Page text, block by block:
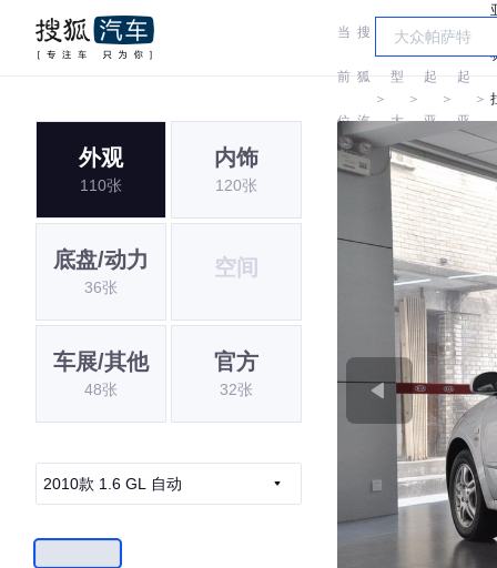
当
前
位
置:
搜
狐
汽
车
＞
车
型
大
全
＞
起
亚
＞
起
亚
＞
外观
110张
内饰
120张
底盘/动力
36张
空间
车展/其他
48张
官方
32张
2010款 1.6 GL 自动